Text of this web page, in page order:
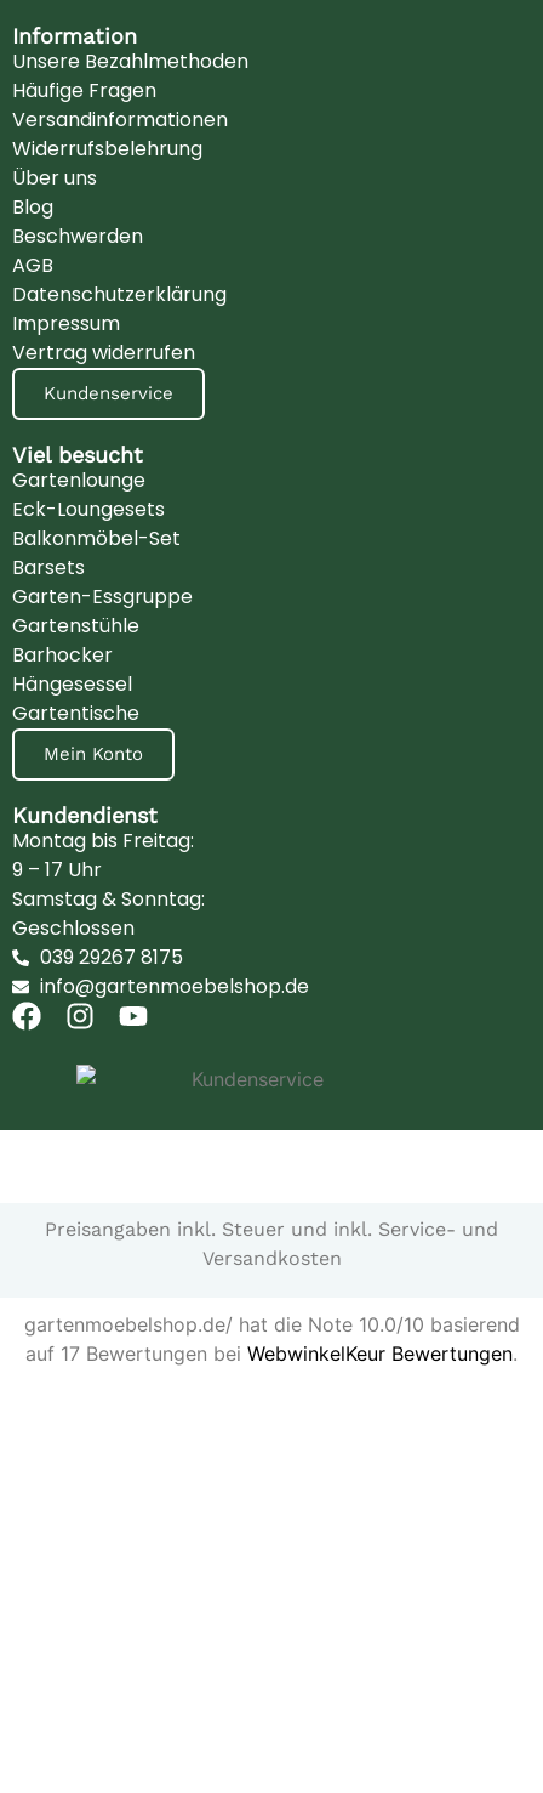
Information
Unsere Bezahlmethoden
Häufige Fragen
Versandinformationen
Widerrufsbelehrung
Über uns
Blog
Beschwerden
AGB
Datenschutzerklärung
Impressum
Vertrag widerrufen
Kundenservice
Viel besucht
Gartenlounge
Eck-Loungesets
Balkonmöbel-Set
Barsets
Garten-Essgruppe
Gartenstühle
Barhocker
Hängesessel
Gartentische
Mein Konto
Kundendienst
Montag bis Freitag:
9 – 17 Uhr
Samstag & Sonntag:
Geschlossen
039 29267 8175
info@gartenmoebelshop.de
Preisangaben inkl. Steuer und inkl. Service- und
Versandkosten
gartenmoebelshop.de/ hat die Note 10.0/10 basierend
auf 17 Bewertungen bei WebwinkelKeur Bewertungen.